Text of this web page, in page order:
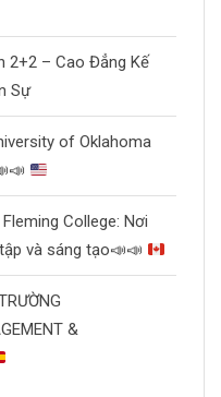
2+2 – Cao Đẳng Kế
Sự
of Oklahoma
📣
College: Nơi
và sáng tạo📣📣
&